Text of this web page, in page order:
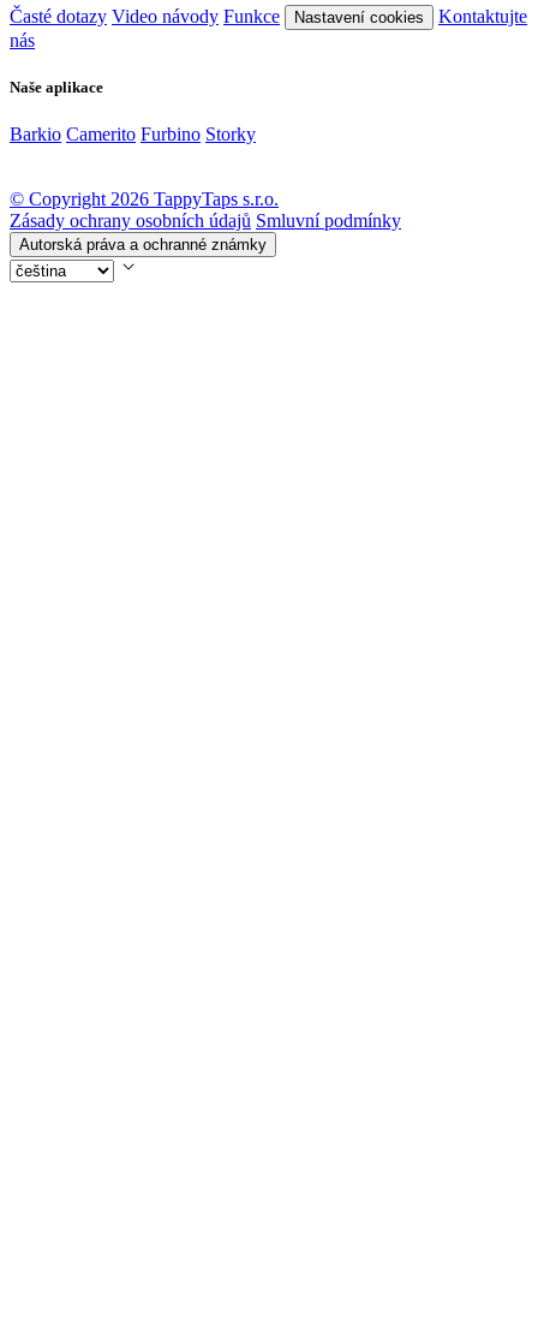
Časté dotazy Video návody Funkce Nastavení cookies
Kontaktujte
nás
Naše aplikace
Barkio Camerito Furbino Storky
© Copyright 2026 TappyTaps s.r.o.
Zásady ochrany osobních údajů Smluvní podmínky
Autorská práva a ochranné známky